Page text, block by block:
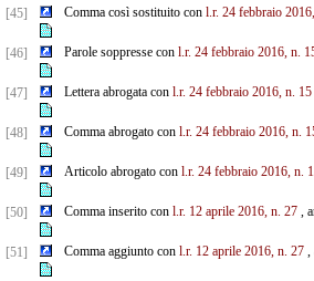
[45] Comma così sostituito con l.r. 24 febbraio
[46] Parole soppresse con l.r. 24 febbraio 2016, n.
[47] Lettera abrogata con l.r. 24 febbraio 2016, n. 15
[48] Comma abrogato con l.r. 24 febbraio 2016, n.
[49] Articolo abrogato con l.r. 24 febbraio 2016, n.
[50] Comma inserito con l.r. 12 aprile 2016, n. 27,
[51] Comma aggiunto con l.r. 12 aprile 2016, n. 27,